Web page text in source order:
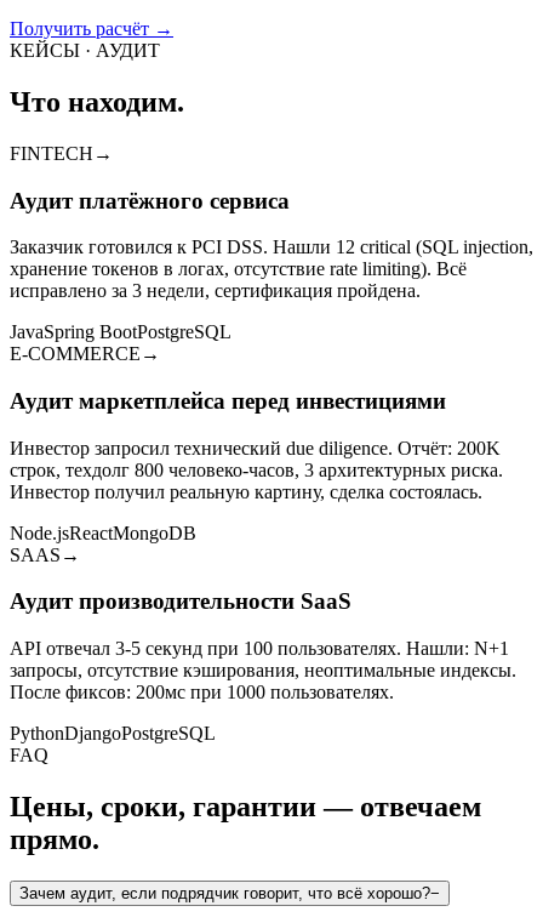
Получить расчёт →
КЕЙСЫ · АУДИТ
Что находим.
FINTECH →
Аудит платёжного сервиса
Заказчик готовился к PCI DSS. Нашли 12 critical (SQL injection,
хранение токенов в логах, отсутствие rate limiting). Всё
исправлено за 3 недели, сертификация пройдена.
JavaSpring BootPostgreSQL
E-COMMERCE →
Аудит маркетплейса перед инвестициями
Инвестор запросил технический due diligence. Отчёт: 200K
строк, техдолг 800 человеко-часов, 3 архитектурных риска.
Инвестор получил реальную картину, сделка состоялась.
Node.jsReactMongoDB
SAAS →
Аудит производительности SaaS
API отвечал 3-5 секунд при 100 пользователях. Нашли: N+1
запросы, отсутствие кэширования, неоптимальные индексы.
После фиксов: 200мс при 1000 пользователях.
PythonDjangoPostgreSQL
FAQ
Цены, сроки, гарантии — отвечаем
прямо.
Зачем аудит, если подрядчик говорит, что всё хорошо?−